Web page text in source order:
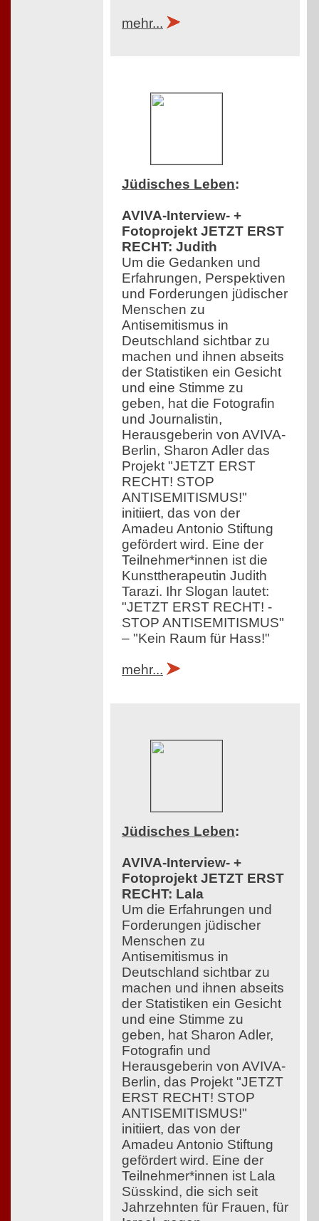
mehr...
Jüdisches Leben:
AVIVA-Interview- +
Fotoprojekt JETZT ERST
RECHT: Judith
Um die Gedanken und
Erfahrungen, Perspektiven
und Forderungen jüdischer
Menschen zu
Antisemitismus in
Deutschland sichtbar zu
machen und ihnen abseits
der Statistiken ein Gesicht
und eine Stimme zu
geben, hat die Fotografin
und Journalistin,
Herausgeberin von AVIVA-
Berlin, Sharon Adler das
Projekt "JETZT ERST
RECHT! STOP
ANTISEMITISMUS!"
initiiert, das von der
Amadeu Antonio Stiftung
gefördert wird. Eine der
Teilnehmer*innen ist die
Kunsttherapeutin Judith
Tarazi. Ihr Slogan lautet:
"JETZT ERST RECHT! -
STOP ANTISEMITISMUS"
– "Kein Raum für Hass!"
mehr...
Jüdisches Leben:
AVIVA-Interview- +
Fotoprojekt JETZT ERST
RECHT: Lala
Um die Erfahrungen und
Forderungen jüdischer
Menschen zu
Antisemitismus in
Deutschland sichtbar zu
machen und ihnen abseits
der Statistiken ein Gesicht
und eine Stimme zu
geben, hat Sharon Adler,
Fotografin und
Herausgeberin von AVIVA-
Berlin, das Projekt "JETZT
ERST RECHT! STOP
ANTISEMITISMUS!"
initiiert, das von der
Amadeu Antonio Stiftung
gefördert wird. Eine der
Teilnehmer*innen ist Lala
Süsskind, die sich seit
Jahrzehnten für Frauen, für